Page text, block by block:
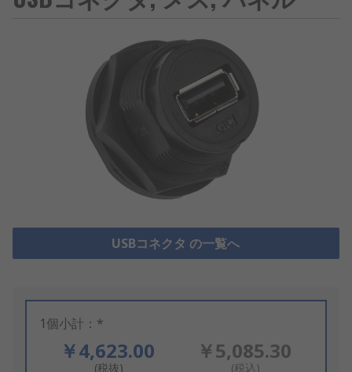
USBコネクタ の一覧へ
1個小計：*
￥4,623.00
(税抜)
￥5,085.30
(税込)